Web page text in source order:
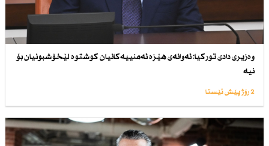
وەزیری دادی توركیا: ئەوانەی هێزە ئەمنییەكانیان كوشتوە لێخۆشبونیان بۆ
نیە
2 رۆژ پێش ئێستا